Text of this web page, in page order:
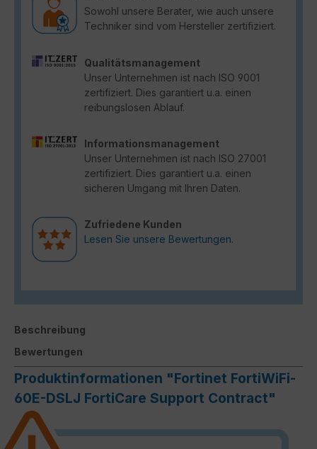
Sowohl unsere Berater, wie auch unsere
Techniker sind vom Hersteller zertifiziert.
Qualitätsmanagement
Unser Unternehmen ist nach ISO 9001
zertifiziert. Dies garantiert u.a. einen
reibungslosen Ablauf.
Informationsmanagement
Unser Unternehmen ist nach ISO 27001
zertifiziert. Dies garantiert u.a. einen
sicheren Umgang mit Ihren Daten.
Zufriedene Kunden
Lesen Sie unsere Bewertungen.
Beschreibung
Bewertungen
Produktinformationen "Fortinet FortiWiFi-
60E-DSLJ FortiCare Support Contract"